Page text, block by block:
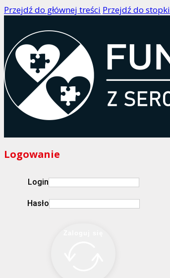
Przejdź do głównej treści Przejdź do stopki
Logowanie
Login
Hasło